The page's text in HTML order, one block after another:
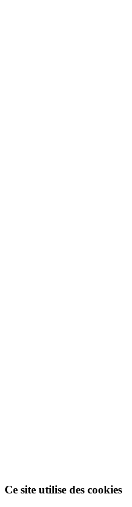
Ce site utilise des cookies